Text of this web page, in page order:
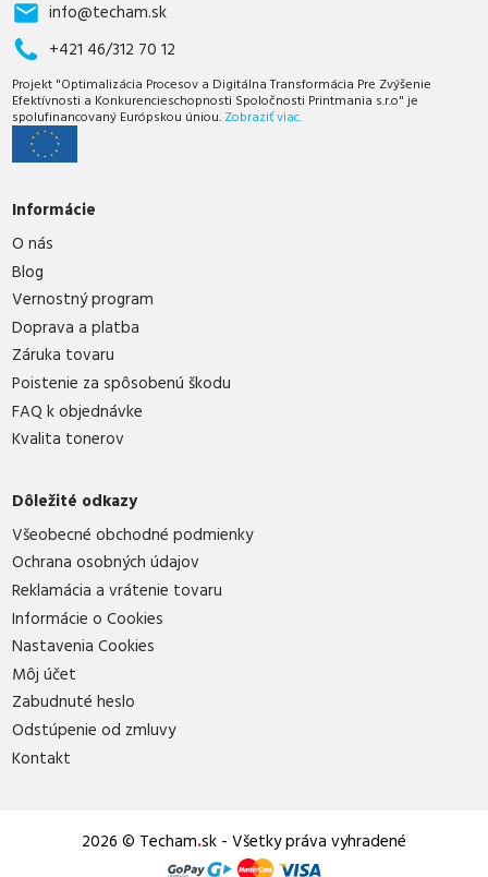
info@techam.sk
+421 46/312 70 12
Projekt "Optimalizácia Procesov a Digitálna Transformácia Pre Zvýšenie
Efektívnosti a Konkurencieschopnosti Spoločnosti Printmania s.r.o" je
spolufinancovaný Európskou úniou. Zobraziť viac.
Informácie
O nás
Blog
Vernostný program
Doprava a platba
Záruka tovaru
Poistenie za spôsobenú škodu
FAQ k objednávke
Kvalita tonerov
Dôležité odkazy
Všeobecné obchodné podmienky
Ochrana osobných údajov
Reklamácia a vrátenie tovaru
Informácie o Cookies
Nastavenia Cookies
Môj účet
Zabudnuté heslo
Odstúpenie od zmluvy
Kontakt
2026 © Techam.sk - Všetky práva vyhradené